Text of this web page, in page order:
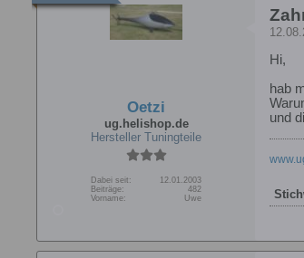
Oetzi
ug.helishop.de
Hersteller Tuningteile
Dabei seit:
12.01.2003
Beiträge:
482
Vorname:
Uwe
Hi,
hab
und